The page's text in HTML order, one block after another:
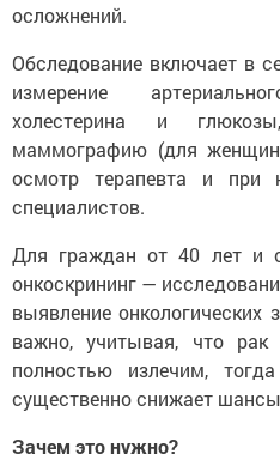
осложнений.
Обследование включает в
измерение
холестерина и
маммографию (для
осмотр терапевта и при
специалистов.
Для граждан от 40 лет и
онкоскрининг —
выявление онкологических
важно, учитывая, что
полностью излечим,
существенно снижает
Зачем это нужно?